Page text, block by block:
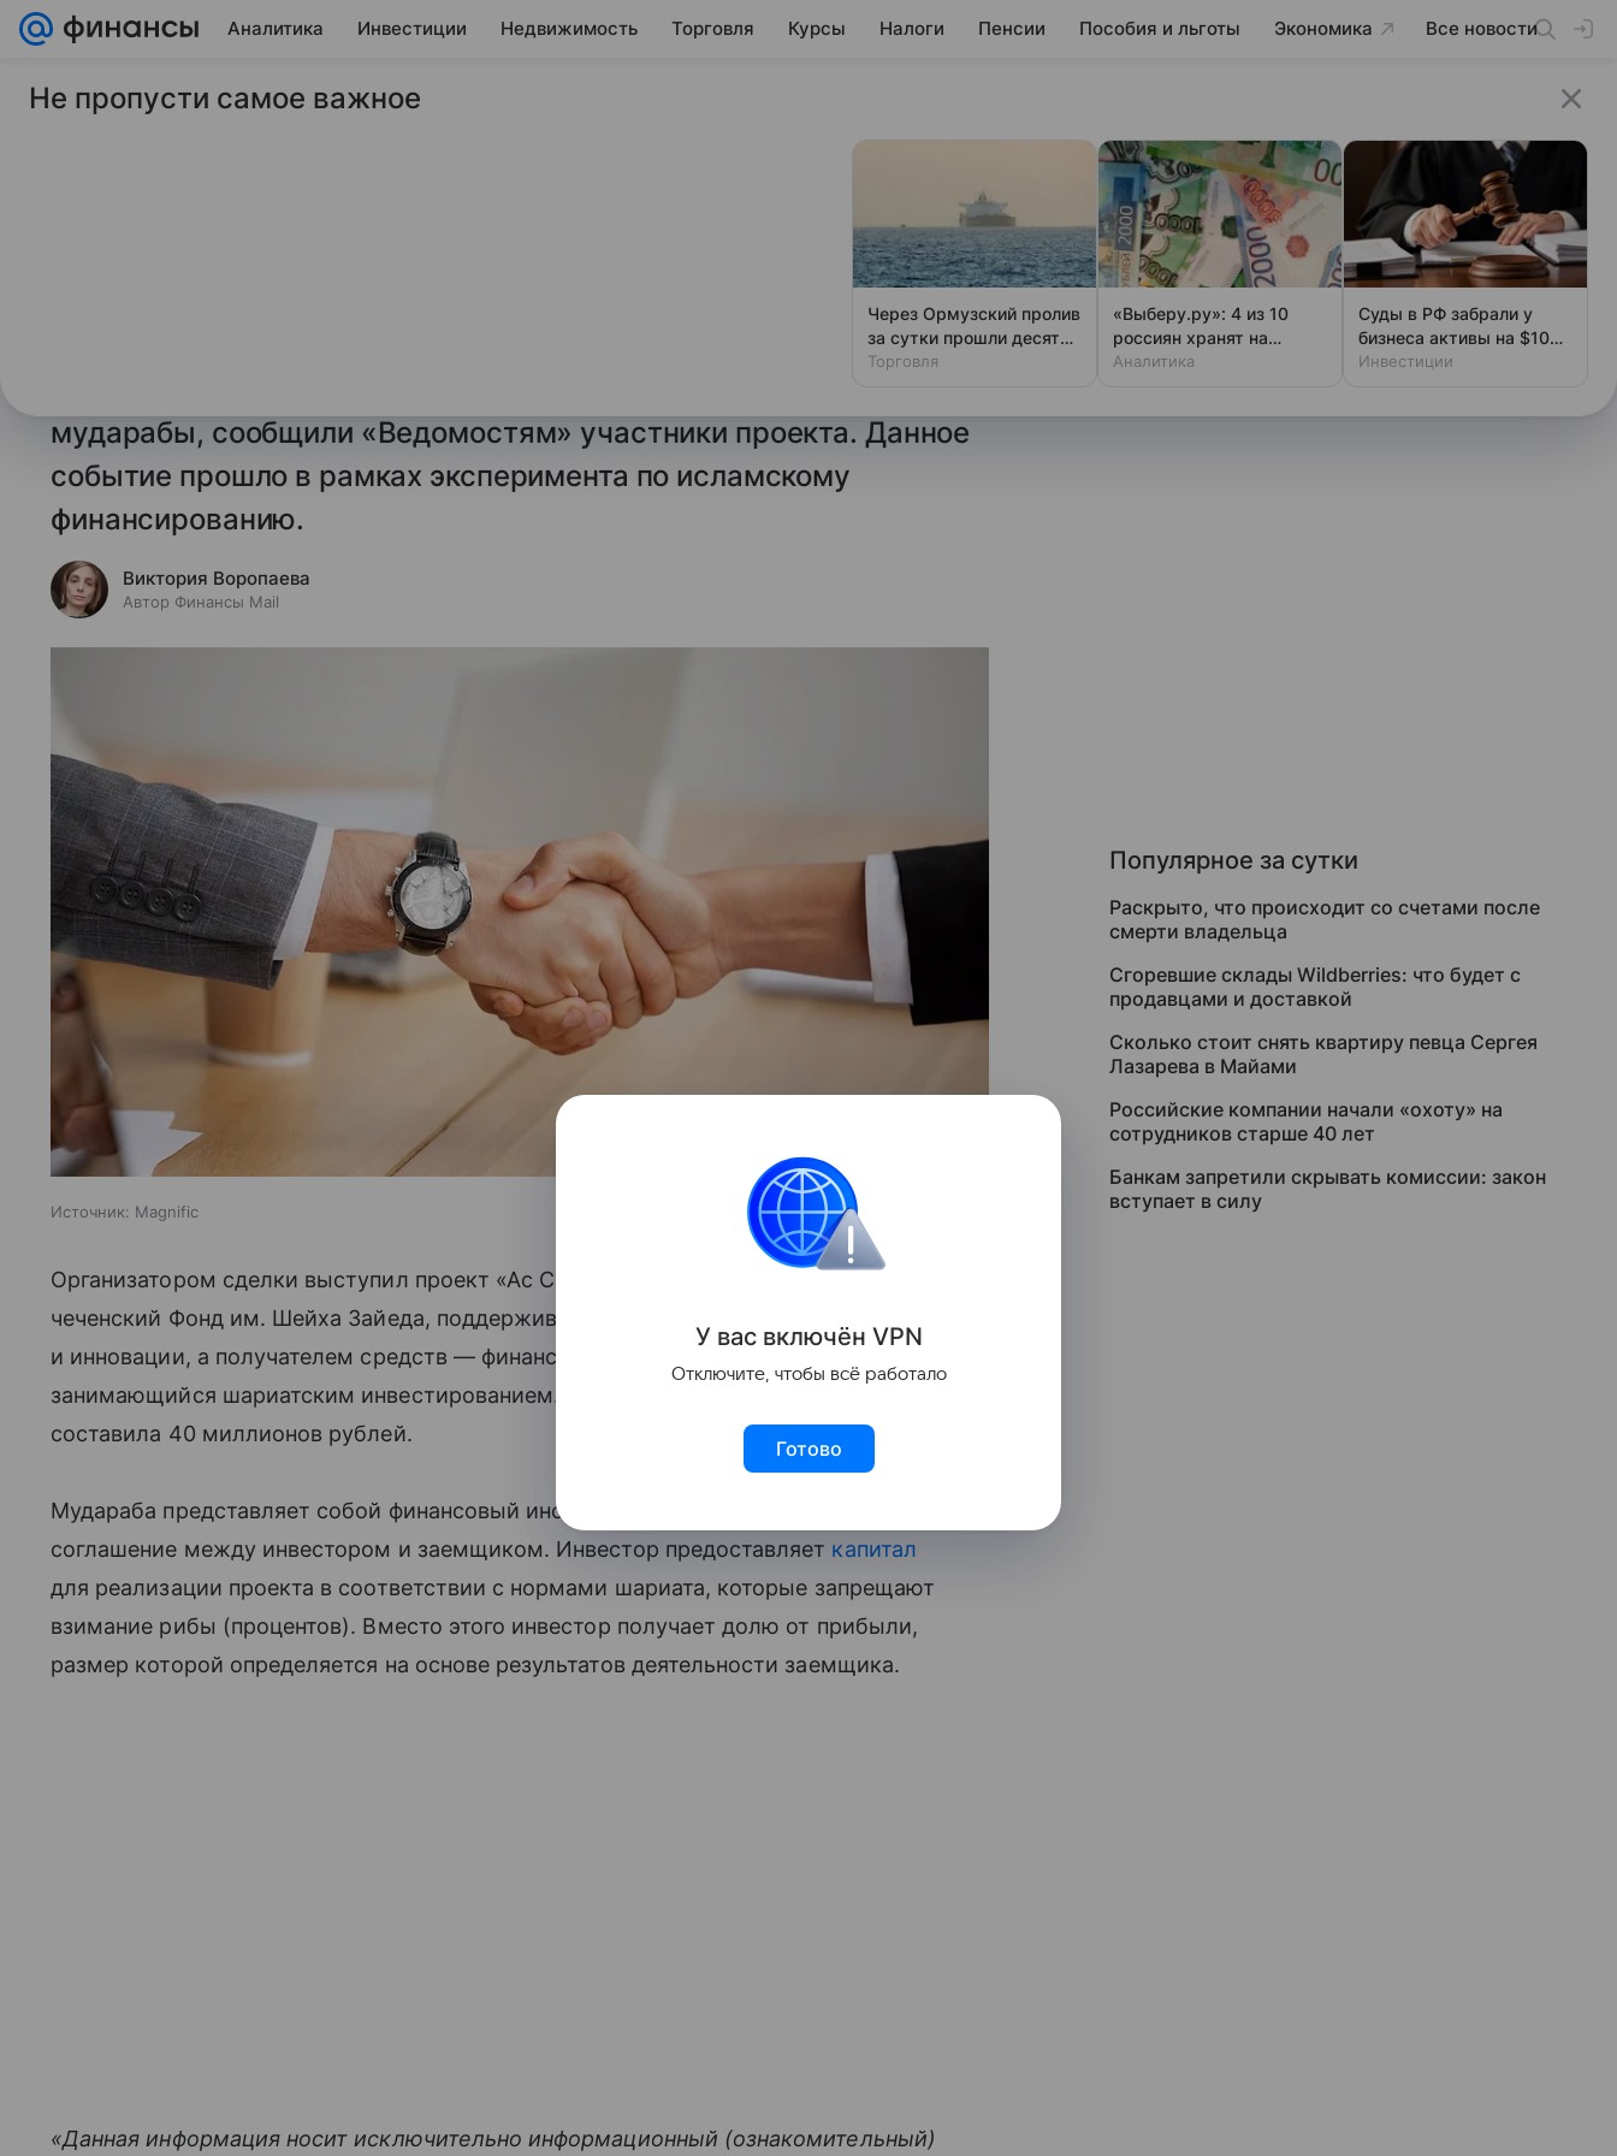
Аналитика Инвестиции Недвижимость Торговля Курсы Налоги Пенсии Пособия и льготы Экономика Все новости
14 октября 2024 Финансы Mail
На платформе «Статус-инвест» 11 октября успешно завершилась
мударабы, сообщили «Ведомостям» участники проекта. Данное
событие прошло в рамках эксперимента по исламскому
финансированию.
Виктория Воропаева
Автор Финансы Mail
Источник: Magnific
Организатором сделки выступил проект «Ас Салям» из Татарстана. Инвестором стал
чеченский Фонд им. Шейха Зайеда, поддерживающий предпринимательство
и инновации, а получателем средств — финансовый дом «Амаль» из Татарстана,
занимающийся шариатским инвестированием. Общая сумма финансирования
составила 40 миллионов рублей.
Мудараба представляет собой финансовый инструмент, который предусматривает
соглашение между инвестором и заемщиком. Инвестор предоставляет капитал
для реализации проекта в соответствии с нормами шариата, которые запрещают
взимание рибы (процентов). Вместо этого инвестор получает долю от прибыли,
размер которой определяется на основе результатов деятельности заемщика.
«Данная информация носит исключительно информационный (ознакомительный)
Популярное за сутки
Раскрыто, что происходит со счетами после
смерти владельца
Сгоревшие склады Wildberries: что будет с
продавцами и доставкой
Сколько стоит снять квартиру певца Сергея
Лазарева в Майами
Российские компании начали «охоту» на
сотрудников старше 40 лет
Банкам запретили скрывать комиссии: закон
вступает в силу
Не пропусти самое важное
Через Ормузский пролив
за сутки прошли десять
коммерческих судов
Торговля
«Выберу.ру»: 4 из 10
россиян хранят на
электронных кошельках
Аналитика
Суды в РФ забрали у
бизнеса активы на $10
млрд за полгода
Инвестиции
У вас включён VPN
Отключите, чтобы всё работало
Готово